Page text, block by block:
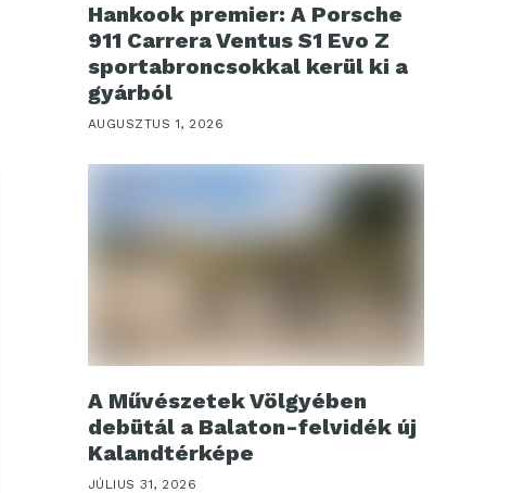
Hankook premier: A Porsche
911 Carrera Ventus S1 Evo Z
sportabroncsokkal kerül ki a
gyárból
AUGUSZTUS 1, 2026
A Művészetek Völgyében
debütál a Balaton-felvidék új
Kalandtérképe
JÚLIUS 31, 2026